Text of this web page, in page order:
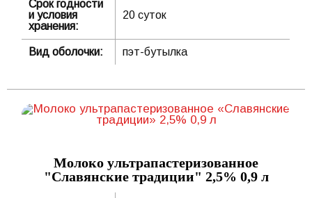
Срок годности
и условия
хранения:
20 суток
Вид оболочки: пэт-бутылка
Молоко ультрапастеризованное
"Славянские традиции" 2,5% 0,9 л